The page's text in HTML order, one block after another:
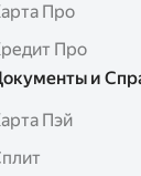
Про
Про
и
Пэй